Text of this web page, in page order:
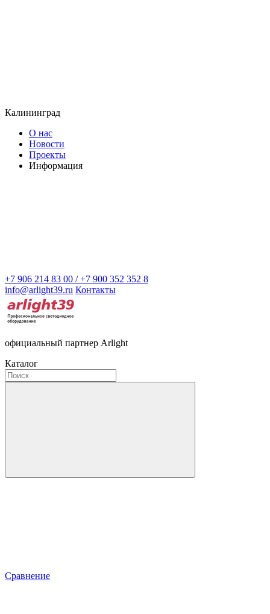
Калининград
О нас
Новости
Проекты
Информация
+7 906 214 83 00 / +7 900 352 352 8
info@arlight39.ru Контакты
официальный партнер Arlight
Каталог
Сравнение